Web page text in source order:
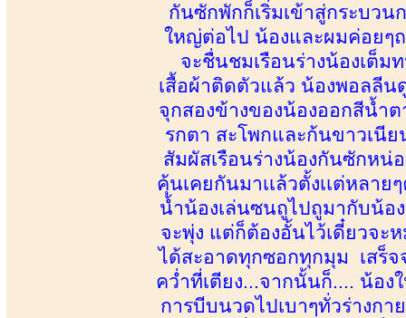
กันซักพักก็เริ่มเข้าสู่กระบวน
ใหญ่ต่อไป น้องและผมค่อยๆ
จะชื่นชมเรือนร่างน้องเต็
เสื้อผ้าติดตัวแล้ว น้องพอลลี
จุกสองข้างของน้องออกสีน้ำ
รกตา สะโพกและก้นขาวเนี
สัมผัสเรือนร่างน้องกันซักหน่
คุ้นเคยกันมาเเล้วตั้งเเต่หล
น้ำน้องเล่นซนถูไปถูมากับน้อ
จะพุ่ง แต่ก็ต้องอั้นไว้เดี๋ยวจ
ได้สะอาดทุกซอกทุกมุม เสร็
คว่ำที่เตียง...จากนั้นก็.... น้อง
การบีบนวดไปเบาๆทั่วร่างกา